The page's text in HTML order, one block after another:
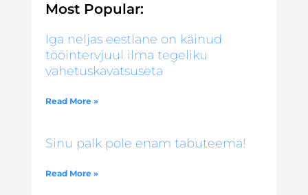
Most Popular:
Iga neljas eestlane on käinud
tööintervjuul ilma tegeliku
vahetuskavatsuseta
Read More »
Sinu palk pole enam tabuteema!
Read More »